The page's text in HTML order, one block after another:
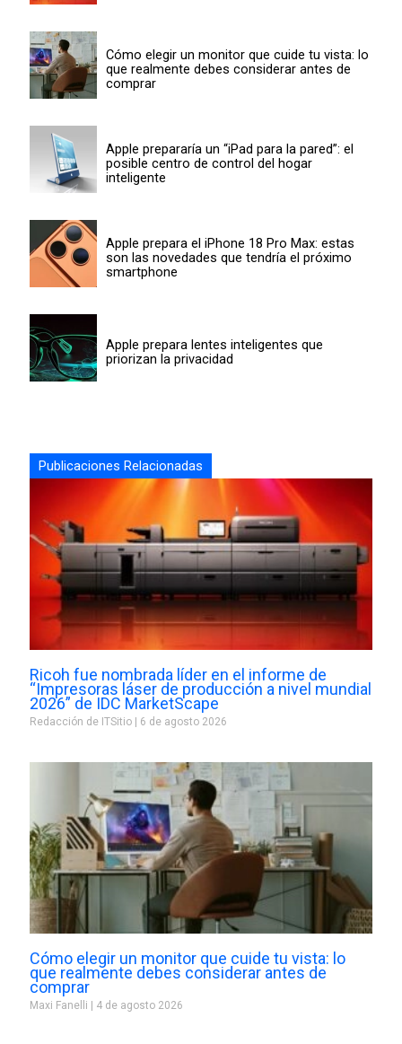
Cómo elegir un monitor que cuide tu vista: lo
que realmente debes considerar antes de
comprar
Apple prepararía un “iPad para la pared”: el
posible centro de control del hogar
inteligente
Apple prepara el iPhone 18 Pro Max: estas
son las novedades que tendría el próximo
smartphone
Apple prepara lentes inteligentes que
priorizan la privacidad
Publicaciones Relacionadas
Ricoh fue nombrada líder en el informe de
“Impresoras láser de producción a nivel mundial
2026” de IDC MarketScape
Redacción de ITSitio 6 de agosto 2026
Cómo elegir un monitor que cuide tu vista: lo
que realmente debes considerar antes de
comprar
Maxi Fanelli 4 de agosto 2026